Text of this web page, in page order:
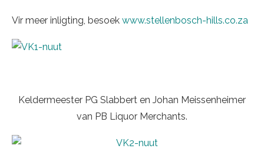
Vir meer inligting, besoek www.stellenbosch-hills.co.za
Keldermeester PG Slabbert en Johan Meissenheimer
van PB Liquor Merchants.